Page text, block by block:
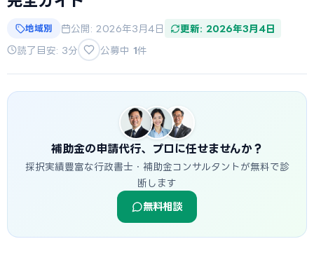
地域別 公開: 2026年3月4日 更新: 2026年3月4日
読了目安: 3分 公募中 1件
補助金の申請代行、プロに任せませんか？
採択実績豊富な行政書士・補助金コンサルタントが無料で診
断します
無料相談